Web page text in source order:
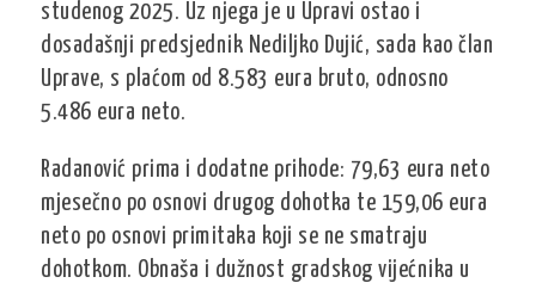
studenog 2025. Uz njega je u Upravi ostao i
dosadašnji predsjednik Nediljko Dujić, sada kao član
Uprave, s plaćom od 8.583 eura bruto, odnosno
5.486 eura neto.
Radanović prima i dodatne prihode: 79,63 eura neto
mjesečno po osnovi drugog dohotka te 159,06 eura
neto po osnovi primitaka koji se ne smatraju
dohotkom. Obnaša i dužnost gradskog vijećnika u